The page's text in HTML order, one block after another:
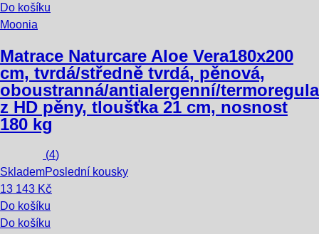
Do košíku
Moonia
Matrace Naturcare Aloe Vera180x200
cm, tvrdá/středně tvrdá, pěnová,
oboustranná/antialergenní/
z HD pěny, tloušťka 21 cm, nosnost
180 kg
(4)
SklademPoslední kousky
13 143 Kč
Do košíku
Do košíku